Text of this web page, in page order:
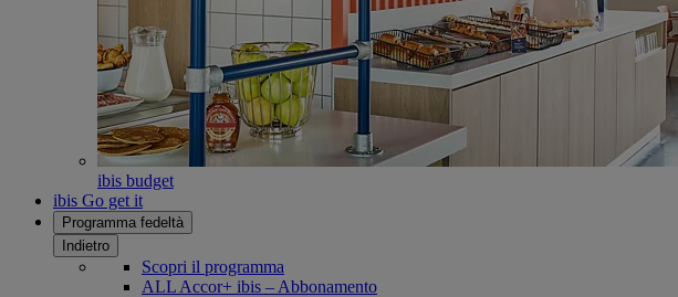
ibis budget
ibis Go get it
Programma fedeltà
Indietro
Scopri il programma
ALL Accor+ ibis – Abbonamento